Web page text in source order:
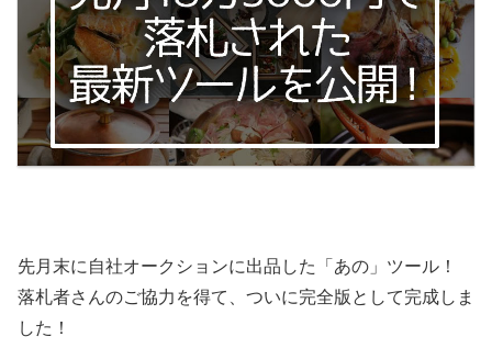
先月末に自社オークションに出品した「あの」ツール！
落札者さんのご協力を得て、ついに完全版として完成しま
した！